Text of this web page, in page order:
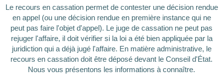
Le recours en cassation permet de contester une décision rendue
en appel (ou une décision rendue en première instance qui ne
peut pas faire l'objet d'appel). Le juge de cassation ne peut pas
rejuger l'affaire, il doit vérifier si la loi a été bien appliquée par la
juridiction qui a déjà jugé l'affaire. En matière administrative, le
recours en cassation doit être déposé devant le Conseil d'État.
Nous vous présentons les informations à connaître.